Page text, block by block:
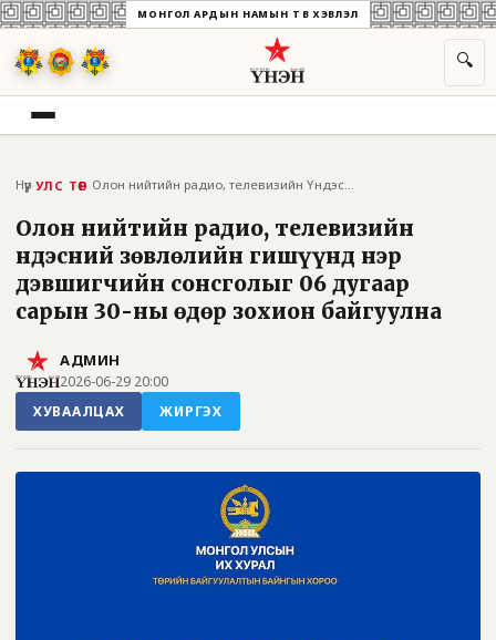
МОНГОЛ АРДЫН НАМЫН ТӨВ ХЭВЛЭЛ
🔍
Нүүр УЛС ТӨР Олон нийтийн радио, телевизийн Үндэсний...
Олон нийтийн радио, телевизийн
Үндэсний зөвлөлийн гишүүнд нэр
дэвшигчийн сонсголыг 06 дугаар
сарын 30-ны өдөр зохион байгуулна
АДМИН
2026-06-29 20:00
ХУВААЛЦАХ
ЖИРГЭХ